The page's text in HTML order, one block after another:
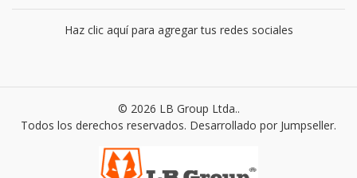
Haz clic aquí para agregar tus redes sociales
© 2026 LB Group Ltda..
Todos los derechos reservados. Desarrollado por Jumpseller.